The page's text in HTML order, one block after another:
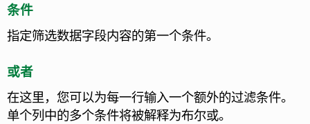
条件
指定筛选数据字段内容的第一个条件。
或者
在这里，您可以为每一行输入一个额外的过滤条件。
单个列中的多个条件将被解释为布尔或。